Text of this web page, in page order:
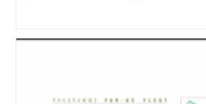
publication :